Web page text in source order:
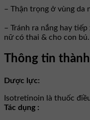
– Thận trọng ở vùng da
– Tránh ra nắng hay
nữ có thai & cho con bú.
Thông tin
Dược lực:
Isotretinoin là thuốc
Tác dụng :